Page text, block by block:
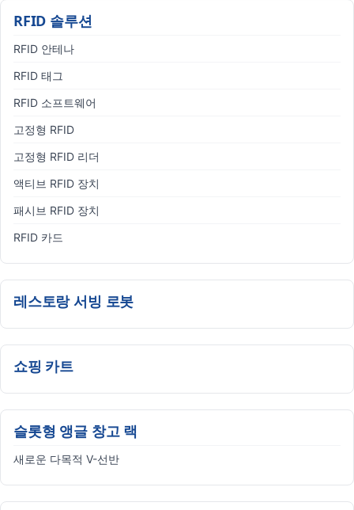
RFID 솔루션
RFID 안테나
RFID 태그
RFID 소프트웨어
고정형 RFID
고정형 RFID 리더
액티브 RFID 장치
패시브 RFID 장치
RFID 카드
레스토랑 서빙 로봇
쇼핑 카트
슬롯형 앵글 창고 랙
새로운 다목적 V-선반